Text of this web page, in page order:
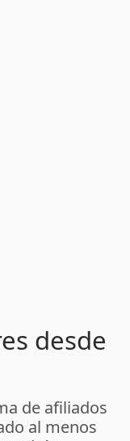
desde
de afiliados
al menos